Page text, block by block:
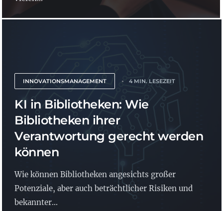
INNOVATIONSMANAGEMENT 4 MIN. LESEZEIT
KI in Bibliotheken: Wie
Bibliotheken ihrer
Verantwortung gerecht werden
können
Wie können Bibliotheken angesichts großer
Potenziale, aber auch beträchtlicher Risiken und
bekannter...